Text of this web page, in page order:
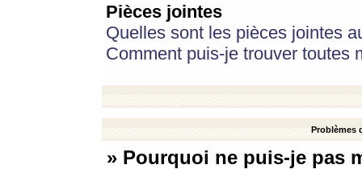
Pièces jointes
Quelles sont les pièces jointes
Comment puis-je trouver toutes
Problèmes
» Pourquoi ne puis-je pas